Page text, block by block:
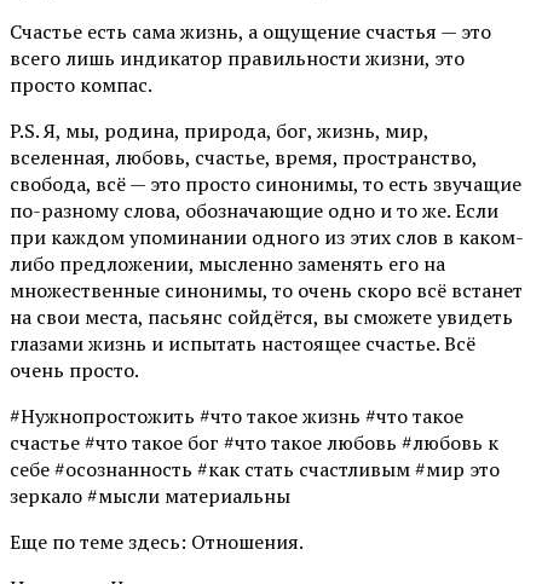
Счастье есть сама жизнь, а ощущение счастья — это
всего лишь индикатор правильности жизни, это
просто компас.
P.S. Я, мы, родина, природа, бог, жизнь, мир,
вселенная, любовь, счастье, время, пространство,
свобода, всё — это просто синонимы, то есть звучащие
по-разному слова, обозначающие одно и то же. Если
при каждом упоминании одного из этих слов в каком-
либо предложении, мысленно заменять его на
множественные синонимы, то очень скоро всё встанет
на свои места, пасьянс сойдётся, вы сможете увидеть
глазами жизнь и испытать настоящее счастье. Всё
очень просто.
#Нужнопростожить #что такое жизнь #что такое
счастье #что такое бог #что такое любовь #любовь к
себе #осознанность #как стать счастливым #мир это
зеркало #мысли материальны
Еще по теме здесь: Отношения.